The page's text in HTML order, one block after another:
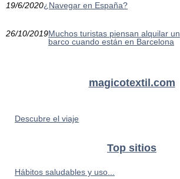
19/6/2020¿Navegar en España?
26/10/2019Muchos turistas piensan alquilar un
barco cuando están en Barcelona
magicotextil.com
Descubre el viaje
Top sitios
Hábitos saludables y uso...